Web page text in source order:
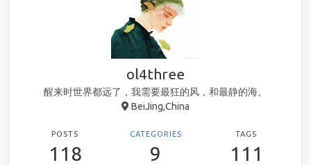
ol4three
醒来时世界都远了，我需要最狂的风，和最静的海。
BeiJing,China
POSTS
118
CATEGORIES
9
TAGS
111